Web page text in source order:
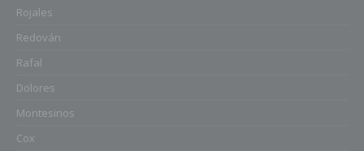
Rojales
Redován
Rafal
Dolores
Montesinos
Cox